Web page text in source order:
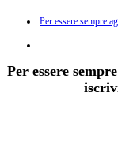
Per essere sempre
Per essere